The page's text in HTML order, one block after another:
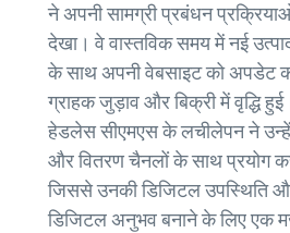
ने अपनी सामग्री प्रबंधन
देखा। वे वास्तविक समय में नई
के साथ अपनी वेबसाइट को अपडेट
ग्राहक जुड़ाव और बिक्री में वृद्धि
हेडलेस सीएमएस के लचीलेपन ने उन्हें
और वितरण चैनलों के साथ प्रयोग
जिससे उनकी डिजिटल उपस्थिति
डिजिटल अनुभव बनाने के लिए एक